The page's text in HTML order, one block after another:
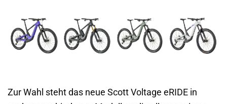
Zur Wahl steht das neue Scott Voltage eRIDE in